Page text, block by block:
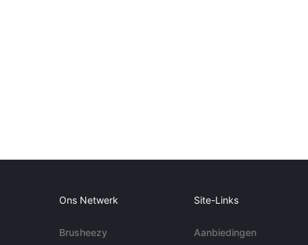
Ons Netwerk
Brusheezy
Site-Links
Aanbiedingen